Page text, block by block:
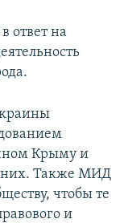
ответ на
Крыму и
них. Также МИД
чтобы те
и